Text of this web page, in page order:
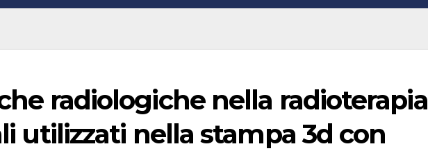
radiologiche nella radioterapia
utilizzati nella stampa 3d con